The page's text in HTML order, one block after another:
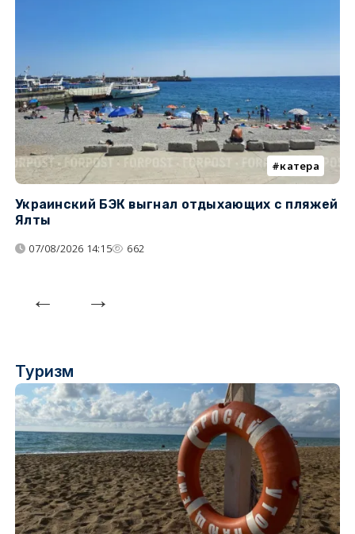
катера
Украинский БЭК выгнал отдыхающих с пляжей
Ялты
07/08/2026 14:15 662
Туризм